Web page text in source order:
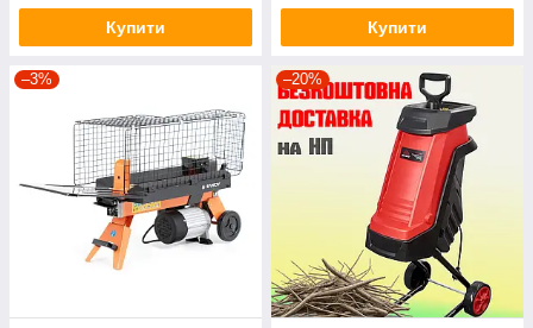
Купити Купити
–3% –20%